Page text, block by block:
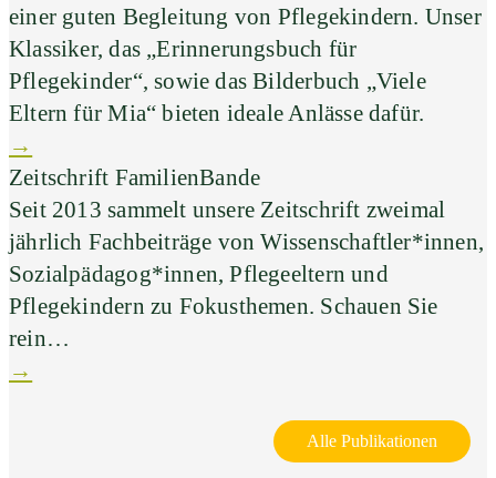
einer guten Begleitung von Pflegekindern. Unser
Klassiker, das „Erinnerungsbuch für
Pflegekinder“, sowie das Bilderbuch „Viele
Eltern für Mia“ bieten ideale Anlässe dafür.
→
Zeitschrift FamilienBande
Seit 2013 sammelt unsere Zeitschrift zweimal
jährlich Fachbeiträge von Wissenschaftler*innen,
Sozialpädagog*innen, Pflegeeltern und
Pflegekindern zu Fokusthemen. Schauen Sie
rein…
→
Alle Publikationen